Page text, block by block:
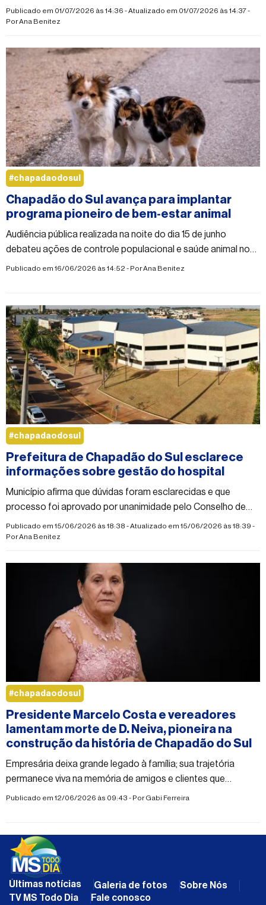
equipe, mas criança não resistiu
Publicado em 01/07/2026 às 14:36 - Atualizado em 01/07/2026 às 14:37 -
PorAna Benitez
Chapadão do Sul avança para implantar
programa pioneiro de bem-estar animal
Audiência pública realizada na noite do dia 15 de junho
debateu ações de controle populacional e saúde animal no
município
Publicado em 16/06/2026 às 14:52 - PorAna Benitez
#chapadaodosul
Prefeitura de Chapadão do Sul esclarece
informações sobre gestão do hospital
Município afirma que dúvidas foram esclarecidas e que
processo foi aprovado por unanimidade pelo Conselho de
Saúde
Publicado em 15/06/2026 às 18:38 - Atualizado em 15/06/2026 às 18:39 -
PorAna Benitez
#chapadaodosul
Presidente Marcelo Costa e vereadores
lamentam morte de D. Neiva, pioneira na
construção da história de Chapadão do Sul
Empresária deixa grande legado à família; sua trajetória
permanece viva na memória de amigos e clientes que
aprenderam a admirá-la ao longo de mais de três décadas
Publicado em 12/06/2026 às 09:43 - PorGabi Ferreira
#chapadaodosul
Últimas notícias Galeria de fotos
Sobre Nós
TV MS Todo Dia
Fale conosco